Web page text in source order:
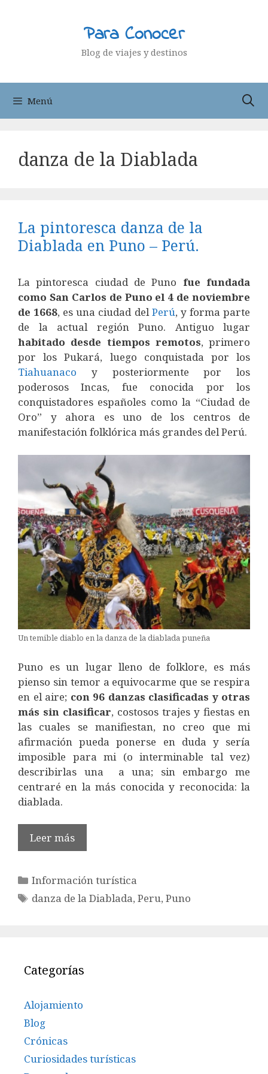
Para Conocer
Blog de viajes y destinos
Menú
danza de la Diablada
La pintoresca danza de la
Diablada en Puno – Perú.
La pintoresca ciudad de Puno fue fundada
como San Carlos de Puno el 4 de noviembre
de 1668, es una ciudad delPerú, y forma parte
de la actual región Puno. Antiguo lugar
habitado desde tiempos remotos, primero
por los Pukará, luego conquistada por los
Tiahuanaco y posteriormente por los
poderosos Incas, fue conocida por los
conquistadores españoles como la “Ciudad de
Oro” y ahora es uno de los centros de
manifestación folklórica más grandes del Perú.
Un temible diablo en la danza de la diablada puneña
Puno es un lugar lleno de folklore, es más
pienso sin temor a equivocarme que se respira
en el aire; con 96 danzas clasificadas y otras
más sin clasificar, costosos trajes y fiestas en
las cuales se manifiestan, no creo que mi
afirmación pueda ponerse en duda y sería
imposible para mi (o interminable tal vez)
describirlas una a una; sin embargo me
centraré en la más conocida y reconocida: la
diablada.
Leer más
Categorías
Información turística
Etiquetas
danza de la Diablada,Peru,Puno
Categorías
Alojamiento
Blog
Crónicas
Curiosidades turísticas